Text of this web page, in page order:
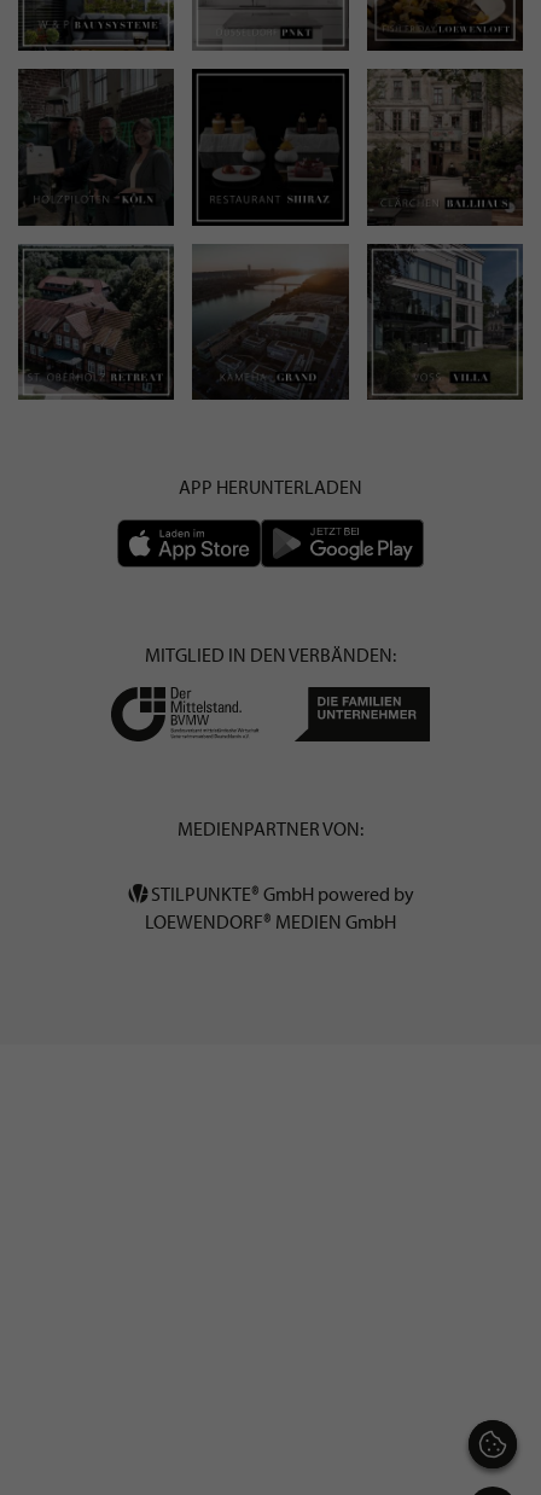
APP HERUNTERLADEN
MITGLIED IN DEN VERBÄNDEN:
MEDIENPARTNER VON:
STILPUNKTE® GmbH powered by
LOEWENDORF® MEDIEN GmbH